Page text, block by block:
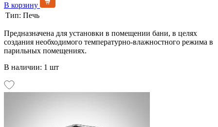
В корзину
Тип: Печь
Предназначена для установки в помещении бани, в целях
создания необходимого температурно-влажностного режима в
парильных помещениях.
В наличии: 1 шт